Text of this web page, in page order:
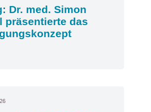
Dr. med. Simon
präsentierte das